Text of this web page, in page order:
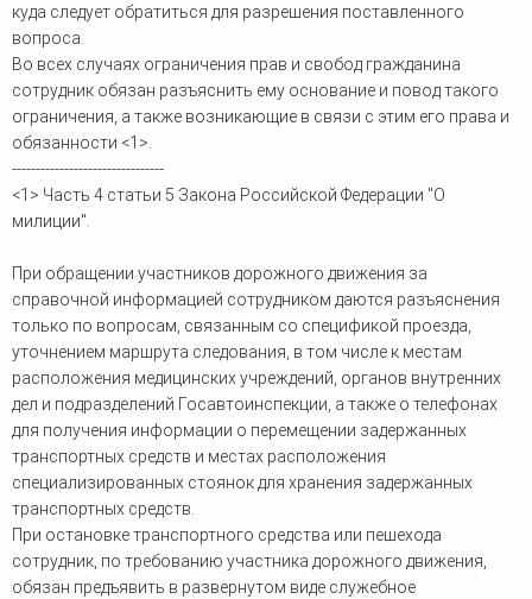
куда следует обратиться для разрешения поставленного
вопроса.
Во всех случаях ограничения прав и свобод гражданина
сотрудник обязан разъяснить ему основание и повод такого
ограничения, а также возникающие в связи с этим его права и
обязанности <1>.
--------------------------------
<1> Часть 4 статьи 5 Закона Российской Федерации "О
милиции".
При обращении участников дорожного движения за
справочной информацией сотрудником даются разъяснения
только по вопросам, связанным со спецификой проезда,
уточнением маршрута следования, в том числе к местам
расположения медицинских учреждений, органов внутренних
дел и подразделений Госавтоинспекции, а также о телефонах
для получения информации о перемещении задержанных
транспортных средств и местах расположения
специализированных стоянок для хранения задержанных
транспортных средств.
При остановке транспортного средства или пешехода
сотрудник, по требованию участника дорожного движения,
обязан предъявить в развернутом виде служебное